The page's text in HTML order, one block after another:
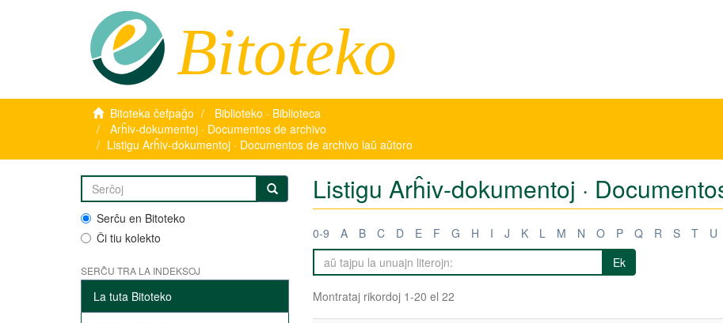
Bitoteko
Bitoteka ĉefpaĝo
Biblioteko · Biblioteca
Arĥiv-dokumentoj · Documentos de archivo
Listigu Arĥiv-dokumentoj · Documentos de archivo laŭ aŭtoro
Serĉu en Bitoteko
Ĉi tiu kolekto
SERĈU TRA LA INDEKSOJ
La tuta Bitoteko
Listigu Arĥiv-dokumentoj ·
0-9 A B C D E F G H I J K L M N O P Q R S T U
Ek
Montrataj rikordoj 1-20 el 22